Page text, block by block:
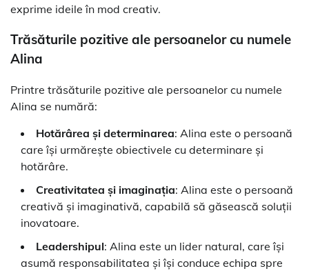
exprime ideile în mod creativ.
Trăsăturile pozitive ale persoanelor cu numele
Alina
Printre trăsăturile pozitive ale persoanelor cu numele
Alina se numără:
Hotărârea și determinarea: Alina este o persoană
care își urmărește obiectivele cu determinare și
hotărâre.
Creativitatea și imaginația: Alina este o persoană
creativă și imaginativă, capabilă să găsească soluții
inovatoare.
Leadershipul: Alina este un lider natural, care își
asumă responsabilitatea și își conduce echipa spre